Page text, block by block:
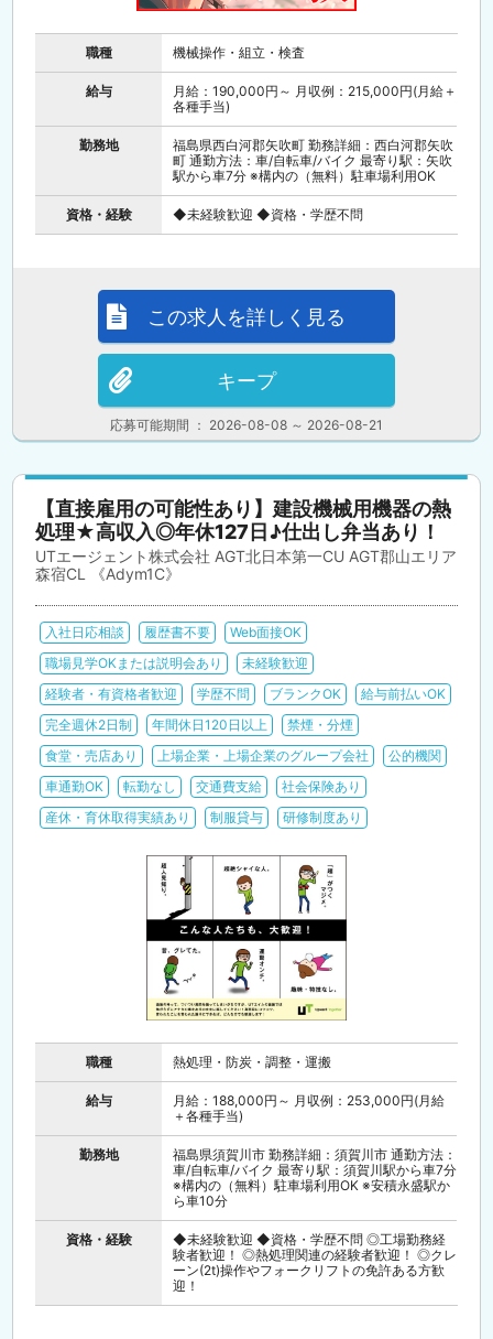
職種 機械操作・組立・検査
給与
月給：190,000円～ 月収例：215,000円(月給＋
各種手当)
勤務地
福島県西白河郡矢吹町 勤務詳細：西白河郡矢吹
町 通勤方法：車/自転車/バイク 最寄り駅：矢吹
駅から車7分 ※構内の（無料）駐車場利用OK
資格・経験 ◆未経験歓迎 ◆資格・学歴不問
応募可能期間 ： 2026-08-08 ～ 2026-08-21
この求人を詳しく見る
キープ
【直接雇用の可能性あり】建設機械用機器の熱
処理★高収入◎年休127日♪仕出し弁当あり！
UTエージェント株式会社 AGT北日本第一CU AGT郡山エリア
森宿CL 《Adym1C》
入社日応相談 履歴書不要
Web面接OK
職場見学OKまたは説明会あり
未経験歓迎
経験者・有資格者歓迎
学歴不問 ブランクOK
給与前払いOK
完全週休2日制
年間休日120日以上
禁煙・分煙
食堂・売店あり
上場企業・上場企業のグループ会社
公的機関
車通勤OK
転勤なし 交通費支給
社会保険あり
産休・育休取得実績あり
制服貸与 研修制度あり
職種 熱処理・防炭・調整・運搬
給与
月給：188,000円～ 月収例：253,000円(月給
＋各種手当)
勤務地
福島県須賀川市 勤務詳細：須賀川市 通勤方法：
車/自転車/バイク 最寄り駅：須賀川駅から車7分
※構内の（無料）駐車場利用OK ※安積永盛駅か
ら車10分
資格・経験
◆未経験歓迎 ◆資格・学歴不問 ◎工場勤務経
験者歓迎！ ◎熱処理関連の経験者歓迎！ ◎クレ
ーン(2t)操作やフォークリフトの免許ある方歓
迎！